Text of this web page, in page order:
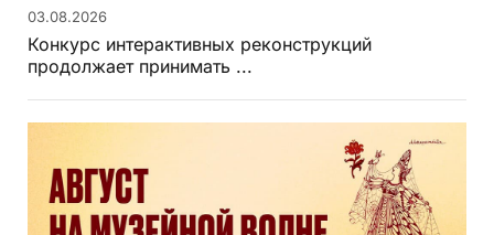
03.08.2026
Конкурс интерактивных реконструкций
продолжает принимать ...